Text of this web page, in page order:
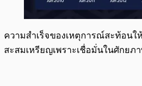
ความสำเร็จของเหตุการณ์สะท้อนใ
สะสมเหรียญเพราะเชื่อมั่นในศักยภ